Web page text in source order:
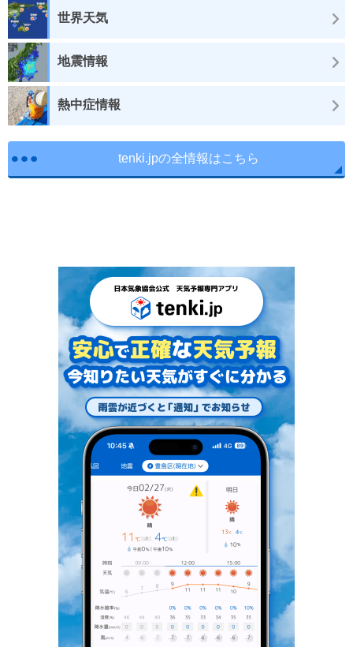
世界天気
地震情報
熱中症情報
tenki.jpの全情報はこちら